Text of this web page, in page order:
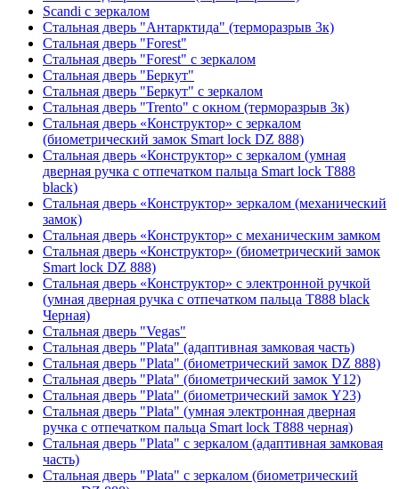
Scandi с зеркалом
Стальная дверь "Антарктида" (терморазрыв 3к)
Стальная дверь "Forest"
Стальная дверь "Forest" с зеркалом
Стальная дверь "Беркут"
Стальная дверь "Беркут" с зеркалом
Стальная дверь "Trento" с окном (терморазрыв 3к)
Стальная дверь «Конструктор» с зеркалом
(биометрический замок Smart lock DZ 888)
Стальная дверь «Конструктор» с зеркалом (умная
дверная ручка с отпечатком пальца Smart lock T888
black)
Стальная дверь «Конструктор» зеркалом (механический
замок)
Стальная дверь «Конструктор» с механическим замком
Стальная дверь «Конструктор» (биометрический замок
Smart lock DZ 888)
Стальная дверь «Конструктор» с электронной ручкой
(умная дверная ручка с отпечатком пальца T888 black
Черная)
Стальная дверь "Vegas"
Стальная дверь "Plata" (адаптивная замковая часть)
Стальная дверь "Plata" (биометрический замок DZ 888)
Стальная дверь "Plata" (биометрический замок Y12)
Стальная дверь "Plata" (биометрический замок Y23)
Стальная дверь "Plata" (умная электронная дверная
ручка с отпечатком пальца Smart lock T888 черная)
Стальная дверь "Plata" с зеркалом (адаптивная замковая
часть)
Стальная дверь "Plata" с зеркалом (биометрический